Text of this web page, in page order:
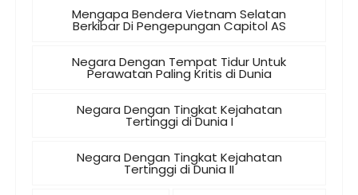
Mengapa Bendera Vietnam Selatan
Berkibar Di Pengepungan Capitol AS
Negara Dengan Tempat Tidur Untuk
Perawatan Paling Kritis di Dunia
Negara Dengan Tingkat Kejahatan
Tertinggi di Dunia I
Negara Dengan Tingkat Kejahatan
Tertinggi di Dunia II